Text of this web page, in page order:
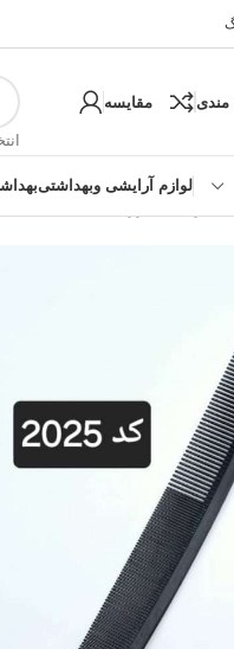
مندی مقایسه
لوازم آرایشی وبهداشتی